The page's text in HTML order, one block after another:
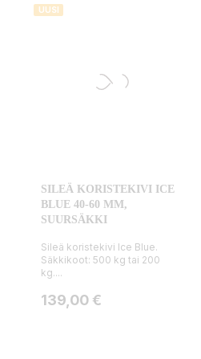
UUSI
SILEÄ KORISTEKIVI ICE
BLUE 40-60 MM,
SUURSÄKKI
Sileä koristekivi Ice Blue.
Säkkikoot: 500 kg tai 200
kg....
Hinta
139,00 €